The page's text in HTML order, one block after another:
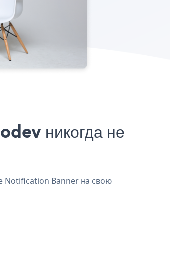
никогда не
Notification Banner на свою